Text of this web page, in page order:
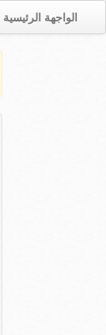
الواجهة الرئيسية